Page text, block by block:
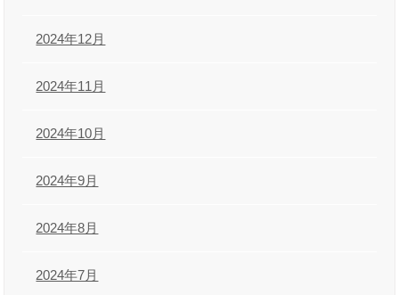
2024年12月
2024年11月
2024年10月
2024年9月
2024年8月
2024年7月